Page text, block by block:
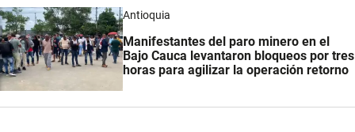
Antioquia
Manifestantes del paro minero en el
Bajo Cauca levantaron bloqueos por tres
horas para agilizar la operación retorno